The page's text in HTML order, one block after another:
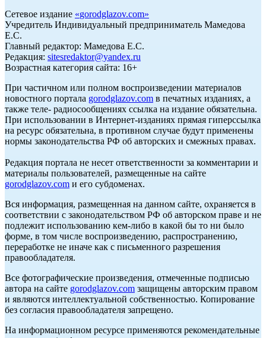
Сетевое издание «gorodglazov.com»
Учредитель Индивидуальный предприниматель Мамедова
Е.С.
Главный редактор: Мамедова Е.С.
Редакция: sitesredaktor@yandex.ru
Возрастная категория сайта: 16+
При частичном или полном воспроизведении материалов
новостного портала gorodglazov.com в печатных изданиях, а
также теле- радиосообщениях ссылка на издание обязательна.
При использовании в Интернет-изданиях прямая гиперссылка
на ресурс обязательна, в противном случае будут применены
нормы законодательства РФ об авторских и смежных правах.
Редакция портала не несет ответственности за комментарии и
материалы пользователей, размещенные на сайте
gorodglazov.com и его субдоменах.
Вся информация, размещенная на данном сайте, охраняется в
соответствии с законодательством РФ об авторском праве и не
подлежит использованию кем-либо в какой бы то ни было
форме, в том числе воспроизведению, распространению,
переработке не иначе как с письменного разрешения
правообладателя.
Все фотографические произведения, отмеченные подписью
автора на сайте gorodglazov.com защищены авторским правом
и являются интеллектуальной собственностью. Копирование
без согласия правообладателя запрещено.
На информационном ресурсе применяются рекомендательные